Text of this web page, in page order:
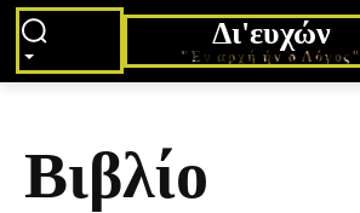
Δι'ευχών
"Εν αρχή ήν ο Λόγος"
Βιβλίο